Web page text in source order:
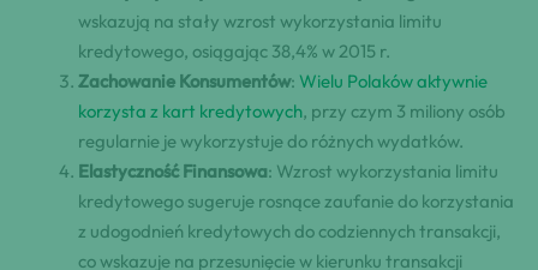
wskazują na stały wzrost wykorzystania limitu
kredytowego, osiągając 38,4% w 2015 r.
Zachowanie Konsumentów: Wielu Polaków aktywnie
korzysta z kart kredytowych, przy czym 3 miliony osób
regularnie je wykorzystuje do różnych wydatków.
Elastyczność Finansowa: Wzrost wykorzystania limitu
kredytowego sugeruje rosnące zaufanie do korzystania
z udogodnień kredytowych do codziennych transakcji,
co wskazuje na przesunięcie w kierunku transakcji